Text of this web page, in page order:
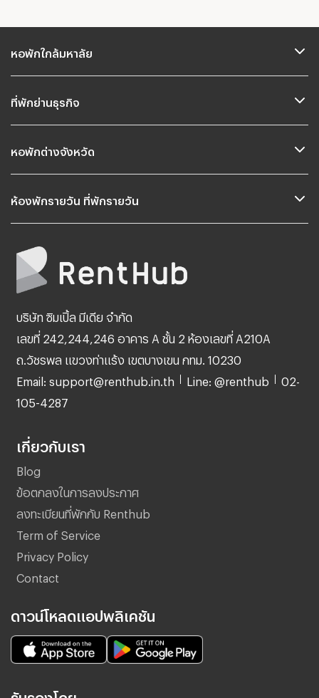
หอพักใกล้มหาลัย
ที่พักย่านธุรกิจ
หอพักต่างจังหวัด
ห้องพักรายวัน ที่พักรายวัน
บริษัท ซิมเปิ้ล มีเดีย จำกัด
เลขที่ 242,244,246 อาคาร A ชั้น 2 ห้องเลขที่ A210A
ถ.วัชรพล แขวงท่าแร้ง เขตบางเขน กทม. 10230
Email: support@renthub.in.th Line: @renthub 02-
105-4287
เกี่ยวกับเรา
Blog
ข้อตกลงในการลงประกาศ
ลงทะเบียนที่พักกับ Renthub
Term of Service
Privacy Policy
Contact
ดาวน์โหลดแอปพลิเคชัน
รับรองโดย